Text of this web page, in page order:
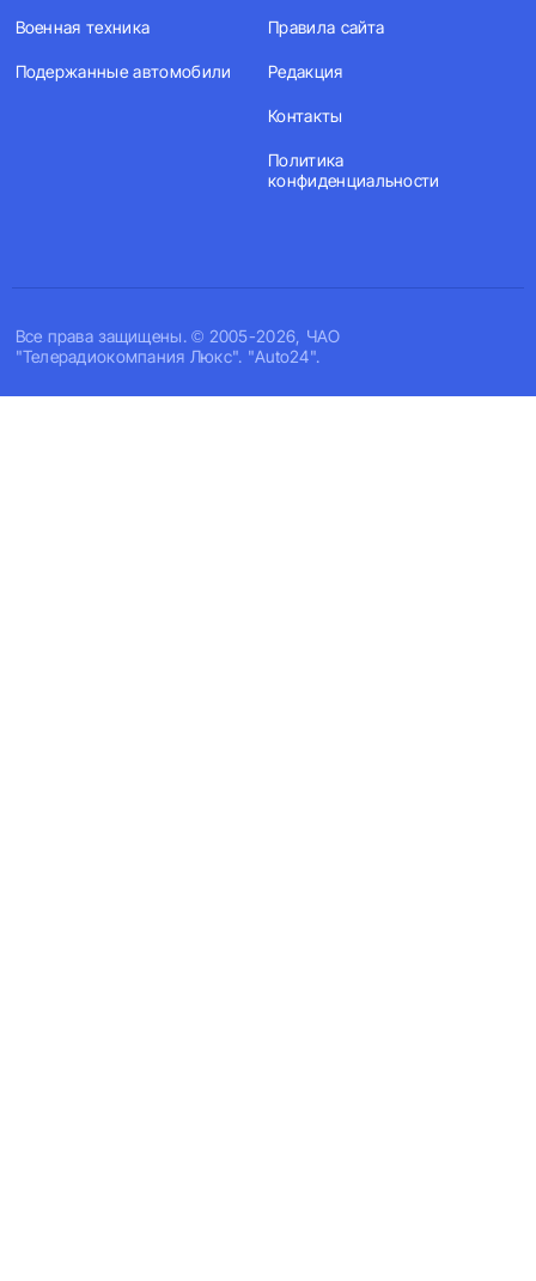
Все права защищены. © 2005-2026, ЧАО
"Телерадиокомпания Люкс". "Auto24".
Военная техника
Подержанные автомобили
Правила сайта
Редакция
Контакты
Политика
конфиденциальности